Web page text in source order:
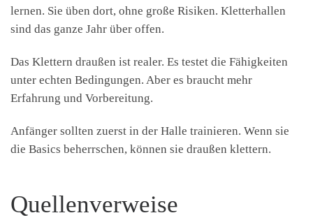
lernen. Sie üben dort, ohne große Risiken. Kletterhallen
sind das ganze Jahr über offen.
Das Klettern draußen ist realer. Es testet die Fähigkeiten
unter echten Bedingungen. Aber es braucht mehr
Erfahrung und Vorbereitung.
Anfänger sollten zuerst in der Halle trainieren. Wenn sie
die Basics beherrschen, können sie draußen klettern.
Quellenverweise